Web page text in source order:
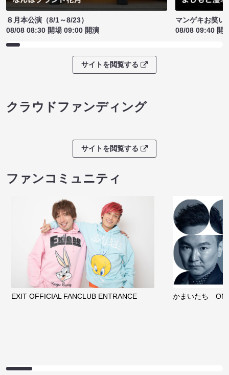
８月本公演（8/1～8/23）
08/08 08:30 開場 09:00 開演
マンゲキお笑い
08/08 09:40 開
サイトを閲覧する
クラウドファンディング
サイトを閲覧する
ファンコミュニティ
EXIT OFFICIAL FANCLUB ENTRANCE かまいたち